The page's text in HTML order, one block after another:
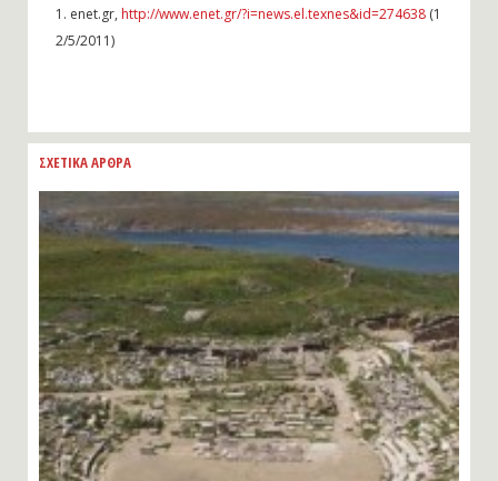
1. enet.gr, http://www.enet.gr/?i=news.el.texnes&id=274638 (1
2/5/2011)
ΣΧΕΤΙΚΑ ΑΡΘΡΑ